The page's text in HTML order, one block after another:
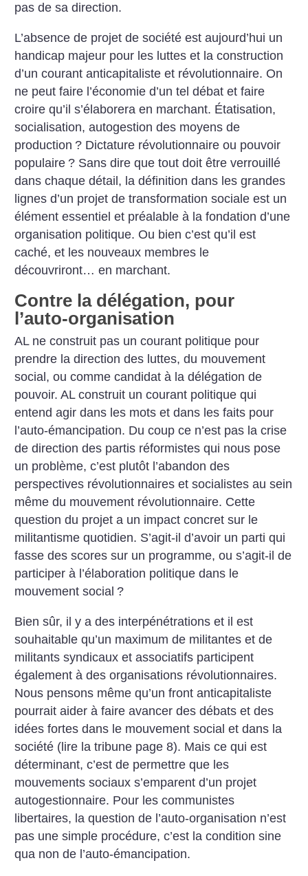
pas de sa direction.
L’absence de projet de société est aujourd’hui un
handicap majeur pour les luttes et la construction
d’un courant anticapitaliste et révolutionnaire. On
ne peut faire l’économie d’un tel débat et faire
croire qu’il s’élaborera en marchant. Étatisation,
socialisation, autogestion des moyens de
production ? Dictature révolutionnaire ou pouvoir
populaire ? Sans dire que tout doit être verrouillé
dans chaque détail, la définition dans les grandes
lignes d’un projet de transformation sociale est un
élément essentiel et préalable à la fondation d’une
organisation politique. Ou bien c’est qu’il est
caché, et les nouveaux membres le
découvriront… en marchant.
Contre la délégation, pour
l’auto-organisation
AL ne construit pas un courant politique pour
prendre la direction des luttes, du mouvement
social, ou comme candidat à la délégation de
pouvoir. AL construit un courant politique qui
entend agir dans les mots et dans les faits pour
l’auto-émancipation. Du coup ce n’est pas la crise
de direction des partis réformistes qui nous pose
un problème, c’est plutôt l’abandon des
perspectives révolutionnaires et socialistes au sein
même du mouvement révolutionnaire. Cette
question du projet a un impact concret sur le
militantisme quotidien. S’agit-il d’avoir un parti qui
fasse des scores sur un programme, ou s’agit-il de
participer à l’élaboration politique dans le
mouvement social ?
Bien sûr, il y a des interpénétrations et il est
souhaitable qu’un maximum de militantes et de
militants syndicaux et associatifs participent
également à des organisations révolutionnaires.
Nous pensons même qu’un front anticapitaliste
pourrait aider à faire avancer des débats et des
idées fortes dans le mouvement social et dans la
société (lire la tribune page 8). Mais ce qui est
déterminant, c’est de permettre que les
mouvements sociaux s’emparent d’un projet
autogestionnaire. Pour les communistes
libertaires, la question de l’auto-organisation n’est
pas une simple procédure, c’est la condition sine
qua non de l’auto-émancipation.